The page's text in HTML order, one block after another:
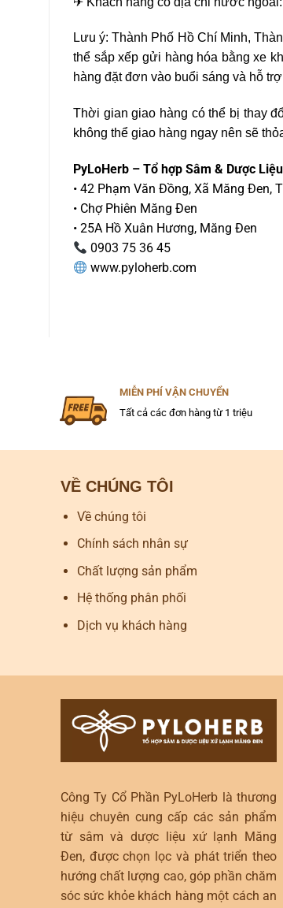
Lưu ý: Thành Phố Hồ Chí Minh,
thể sắp xếp gửi hàng hóa bằng xe
hàng đặt đơn vào buổi sáng và hỗ
Thời gian giao hàng có thể bị thay
không thể giao hàng ngay nên sẽ
PyLoHerb – Tổ hợp Sâm & Dược
• 42 Phạm Văn Đồng, Xã Măng Đen,
• Chợ Phiên Măng Đen
• 25A Hồ Xuân Hương, Măng Đen
0903 75 36 45
www.pyloherb.com
MIỄN PHÍ VẬN CHUYỂN
Tất cả các đơn hàng từ 1 triệu
VỀ CHÚNG TÔI
Về chúng tôi
Chính sách nhân sự
Chất lượng sản phẩm
Hệ thống phân phối
Dịch vụ khách hàng
Công Ty Cổ Phần PyLoHerb là thương
hiệu chuyên cung cấp các sản phẩm
từ sâm và dược liệu xứ lạnh Măng
Đen, được chọn lọc và phát triển theo
hướng chất lượng cao, góp phần chăm
sóc sức khỏe khách hàng một cách an